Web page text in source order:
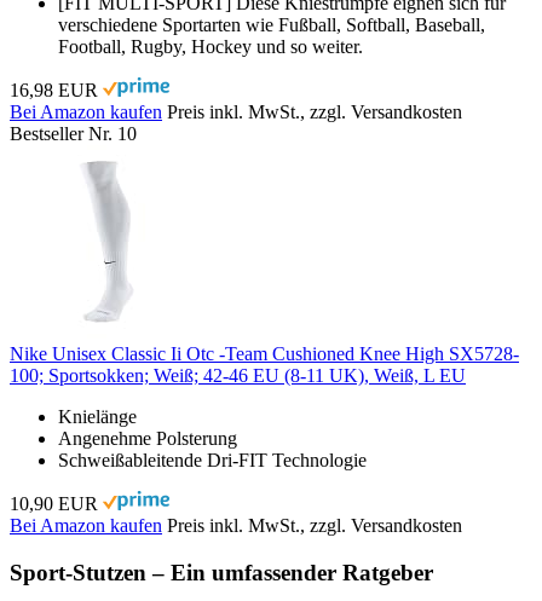
verschiedene Sportarten wie Fußball, Softball, Baseball,
Football, Rugby, Hockey und so weiter.
16,98 EUR
Bei Amazon kaufen Preis inkl. MwSt., zzgl. Versandkosten
Bestseller Nr. 10
Nike Unisex Classic Ii Otc -Team Cushioned Knee High SX5728-
100; Sportsokken; Weiß; 42-46 EU (8-11 UK), Weiß, L EU
Knielänge
Angenehme Polsterung
Schweißableitende Dri-FIT Technologie
10,90 EUR
Bei Amazon kaufen Preis inkl. MwSt., zzgl. Versandkosten
Sport-Stutzen – Ein umfassender Ratgeber